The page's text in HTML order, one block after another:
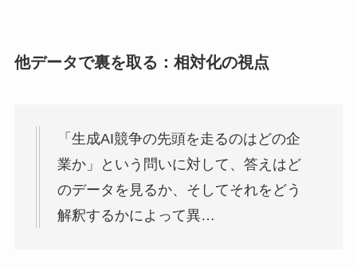
他データで裏を取る：相対化の視点
「生成AI競争の先頭を走るのはどの企
業か」という問いに対して、答えはど
のデータを見るか、そしてそれをどう
解釈するかによって異…